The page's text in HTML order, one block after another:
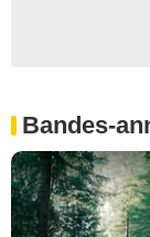
Bandes-